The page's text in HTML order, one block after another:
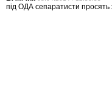
під ОДА сепаратисти просять